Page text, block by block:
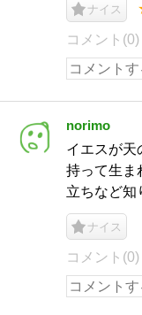
ナイス
コメント(0)
norimo
イエスが天
持って生ま
立ちなど知
ナイス
コメント(0)